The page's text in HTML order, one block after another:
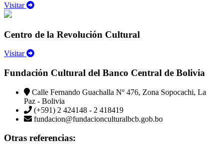
Visitar
Centro de la Revolución Cultural
Visitar
Fundación Cultural del Banco Central de Bolivia
Calle Fernando Guachalla Nº 476, Zona Sopocachi, La
Paz - Bolivia
(+591) 2 424148 - 2 418419
fundacion@fundacionculturalbcb.gob.bo
Otras referencias: